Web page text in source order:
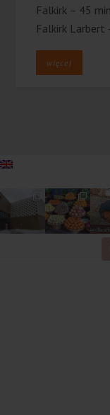
Falkirk – 45
Falkirk Larbert
więcej